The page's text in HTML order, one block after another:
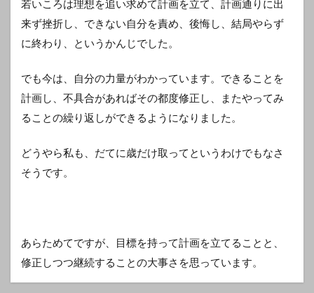
若いころは理想を追い求めて計画を立て、計画通りに出
来ず挫折し、できない自分を責め、後悔し、結局やらず
に終わり、というかんじでした。
でも今は、自分の力量がわかっています。できることを
計画し、不具合があればその都度修正し、またやってみ
ることの繰り返しができるようになりました。
どうやら私も、だてに歳だけ取ってというわけでもなさ
そうです。
あらためてですが、目標を持って計画を立てることと、
修正しつつ継続することの大事さを思っています。